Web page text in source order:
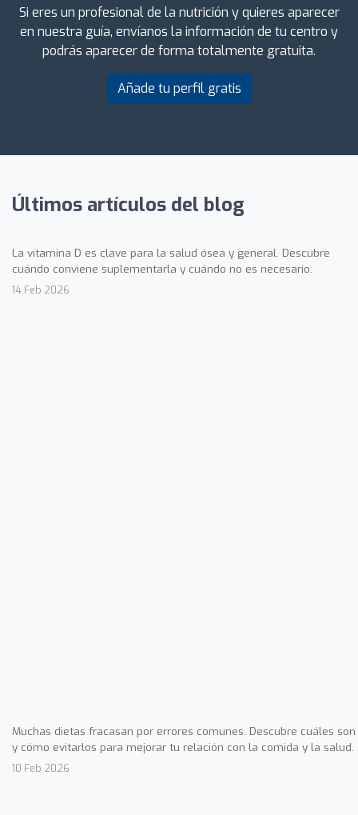
Si eres un profesional de la nutrición y quieres aparecer
en nuestra guía, envíanos la información de tu centro y
podrás aparecer de forma totalmente gratuita.
Añade tu perfil gratis
Últimos artículos del blog
La vitamina D es clave para la salud ósea y general. Descubre
cuándo conviene suplementarla y cuándo no es necesario.
14 Feb 2026
Muchas dietas fracasan por errores comunes. Descubre cuáles son
y cómo evitarlos para mejorar tu relación con la comida y la salud.
10 Feb 2026